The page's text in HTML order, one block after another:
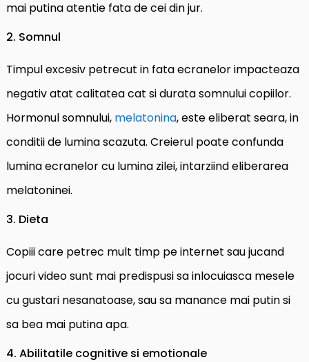
mai putina atentie fata de cei din jur.
2. Somnul
Timpul excesiv petrecut in fata ecranelor impacteaza
negativ atat calitatea cat si durata somnului copiilor.
Hormonul somnului, melatonina, este eliberat seara, in
conditii de lumina scazuta. Creierul poate confunda
lumina ecranelor cu lumina zilei, intarziind eliberarea
melatoninei.
3. Dieta
Copiii care petrec mult timp pe internet sau jucand
jocuri video sunt mai predispusi sa inlocuiasca mesele
cu gustari nesanatoase, sau sa manance mai putin si
sa bea mai putina apa.
4. Abilitatile cognitive si emotionale